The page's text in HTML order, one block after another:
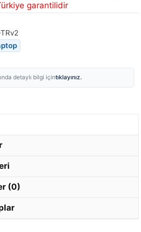
garantilidir
detaylı bilgi içintıklayınız.
(0)